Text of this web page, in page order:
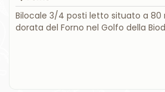
Bilocale 3/4 posti letto situato a 80
dorata del Forno nel Golfo della